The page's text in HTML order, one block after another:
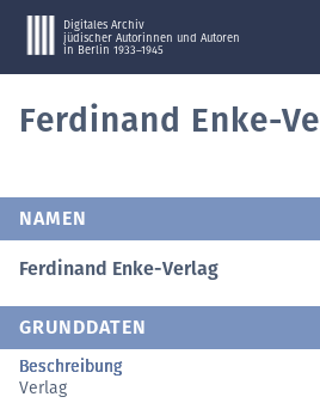
Digitales Archiv
jüdischer Autorinnen und Autoren
in Berlin 1933–1945
Ferdinand Enke-
NAMEN
Ferdinand Enke-Verlag
GRUNDDATEN
Beschreibung
Verlag